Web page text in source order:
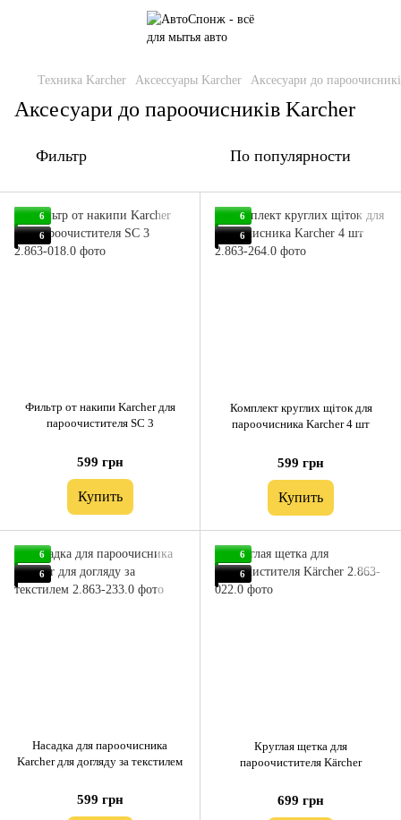
Техника Karcher Аксессуары Karcher Аксесуари до
Аксесуари до пароочисників Karcher
Фильтр По популярности
6
6
Фильтр от накипи Karcher для
пароочистителя SC 3
599 грн
Купить
6
6
Комплект круглих щіток для
пароочисника Karcher 4 шт
599 грн
Купить
6
6
Насадка для пароочисника
Karcher для догляду за текстилем
599 грн
6
6
Круглая щетка для
пароочистителя Kärcher
699 грн